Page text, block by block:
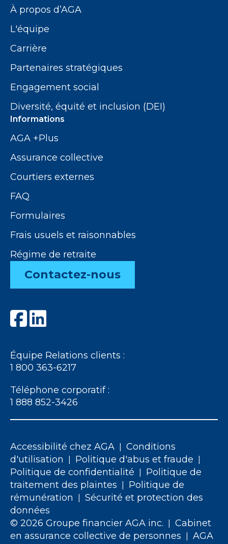
À propos d’AGA
L'équipe
Carrière
Partenaires stratégiques
Engagement social
Diversité, équité et inclusion (DEI)
Informations
AGA +Plus
Assurance collective
Courtiers externes
FAQ
Formulaires
Frais usuels et raisonnables
Régime de retraite
Contactez-nous
Équipe Relations clients :
1 800 363-6217
Téléphone corporatif :
1 888 852-3426
Accessibilité chez AGA
Conditions
d'utilisation
Politique d'abus et fraude
Politique de confidentialité
Politique de
traitement des plaintes
Politique de
rémunération
Sécurité et protection des
données
© 2026 Groupe financier AGA inc.
Cabinet
en assurance collective de personnes
AGA